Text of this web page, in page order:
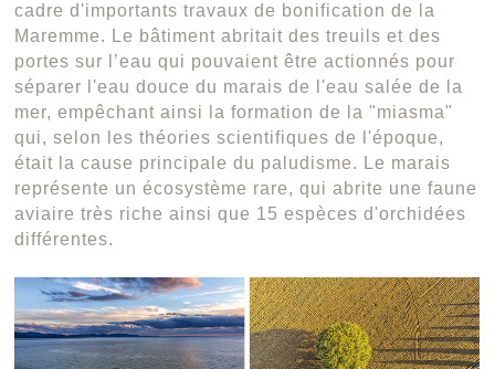
cadre d'importants travaux de bonification de la
Maremme. Le bâtiment abritait des treuils et des
portes sur l’eau qui pouvaient être actionnés pour
séparer l'eau douce du marais de l'eau salée de la
mer, empêchant ainsi la formation de la "miasma"
qui, selon les théories scientifiques de l'époque,
était la cause principale du paludisme. Le marais
représente un écosystème rare, qui abrite une faune
aviaire très riche ainsi que 15 espèces d'orchidées
différentes.